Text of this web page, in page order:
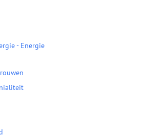
- Energie